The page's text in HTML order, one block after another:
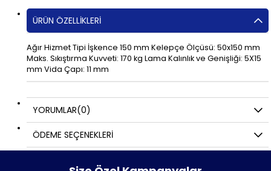
ÜRÜN ÖZELLIKLERI
Ağır Hizmet Tipi İşkence 150 mm Kelepçe Ölçüsü: 50x150 mm
Maks. Sıkıştırma Kuvveti: 170 kg Lama Kalınlık ve Genişliği: 5X15
mm Vida Çapı: 11 mm
YORUMLAR(0)
ÖDEME SEÇENEKLERI